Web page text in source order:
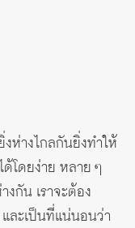
งห่างไกลกันยิ่งทำให้
โดยง่าย หลาย ๆ
กัน เราจะต้อง
ละเป็นที่แน่นอนว่า